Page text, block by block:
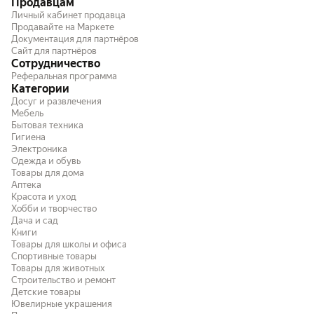
Личный кабинет продавца
Продавайте на Маркете
Документация для партнёров
Сайт для партнёров
Сотрудничество
Реферальная программа
Категории
Досуг и развлечения
Мебель
Бытовая техника
Гигиена
Электроника
Одежда и обувь
Товары для дома
Аптека
Красота и уход
Хобби и творчество
Дача и сад
Книги
Товары для школы и офиса
Спортивные товары
Товары для животных
Строительство и ремонт
Детские товары
Ювелирные украшения